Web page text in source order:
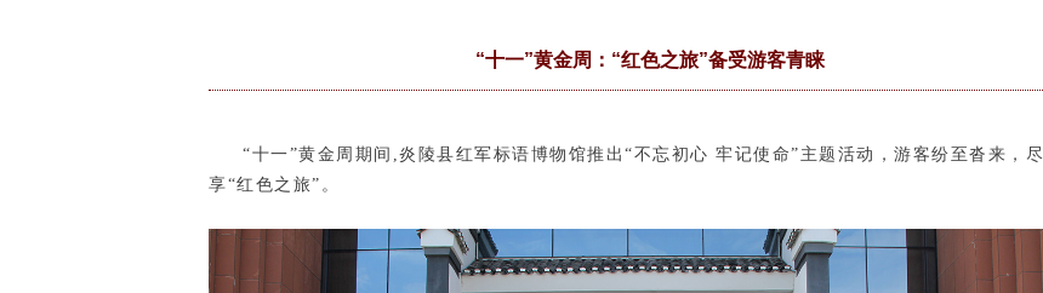
“十一”黄金周：“红色之旅”备受游客青睐
“十一”黄金周期间,炎陵县红军标语博物馆推出“不忘初心 牢记使命”主题活动，游客纷至沓来，尽
享“红色之旅”。